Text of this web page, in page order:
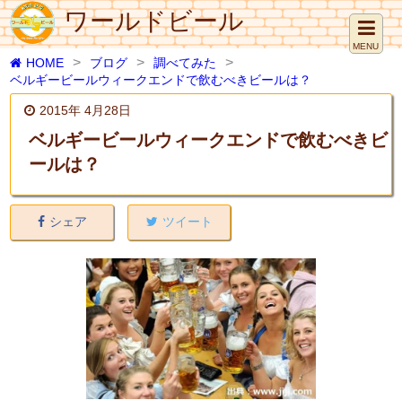
ワールドビール
MENU
HOME ブログ
調べてみた
ベルギービールウィークエンドで飲むべきビールは？
2015年 4月28日
ベルギービールウィークエンドで飲むべきビ
ールは？
シェア ツイート